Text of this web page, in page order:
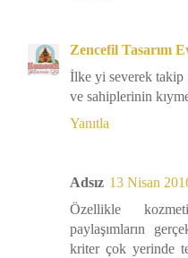
Zencefil Tasarım
İlke yi severek takip
ve sahiplerinin
Yanıtla
Adsız 13 Nisan
Özellikle
paylaşımların
kriter çok yerinde